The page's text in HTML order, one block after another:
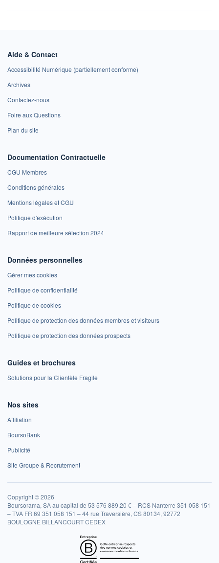
Aide & Contact
Accessibilité Numérique (partiellement conforme)
Archives
Contactez-nous
Foire aux Questions
Plan du site
Documentation Contractuelle
CGU Membres
Conditions générales
Mentions légales et CGU
Politique d'exécution
Rapport de meilleure sélection 2024
Données personnelles
Gérer mes cookies
Politique de confidentialité
Politique de cookies
Politique de protection des données membres et visiteurs
Politique de protection des données prospects
Guides et brochures
Solutions pour la Clientèle Fragile
Nos sites
Affiliation
BoursoBank
Publicité
Site Groupe & Recrutement
Copyright © 2026
Boursorama, SA au capital de 53 576 889,20 € – RCS Nanterre 351 058 151
– TVA FR 69 351 058 151 – 44 rue Traversière, CS 80134, 92772
BOULOGNE BILLANCOURT CEDEX